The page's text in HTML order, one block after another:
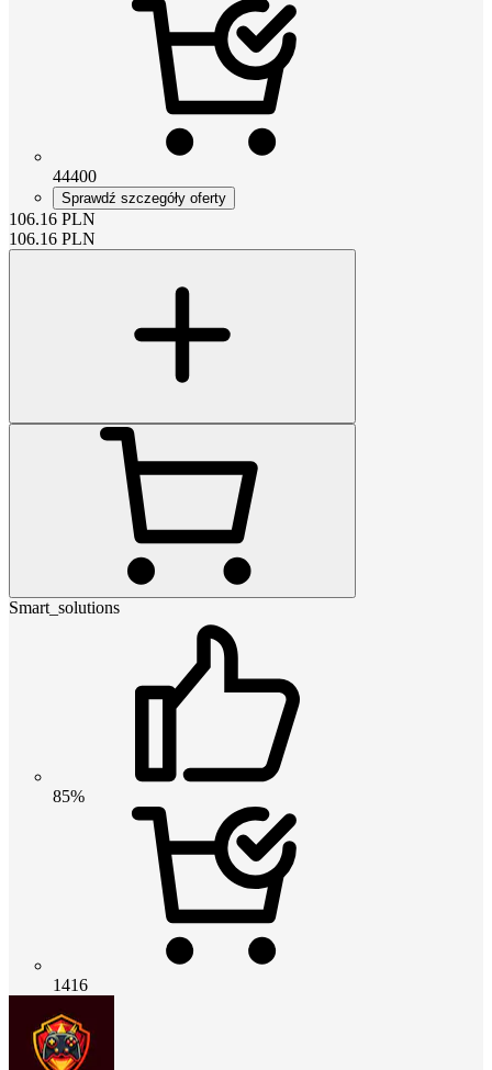
44400
Sprawdź szczegóły oferty
106.16 PLN
106.16 PLN
Smart_solutions
85%
1416